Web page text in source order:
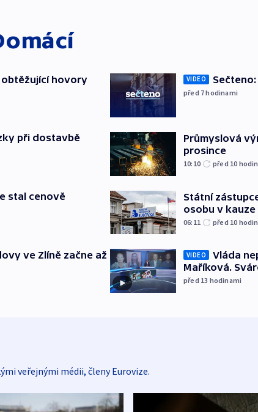
obtěžující hovory
při dostavbě
stal cenově
ve Zlíně začne až
VIDEO
před 7hodinami
Průmyslová
prosince
10:10 před 10
Státní
osobu v
06:11 před 10
VIDEO
Vláda
Maříková.
před 13 hodinami
veřejnými médii, členy Eurovize.